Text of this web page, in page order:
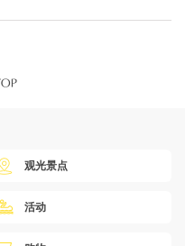
观光景点
活动